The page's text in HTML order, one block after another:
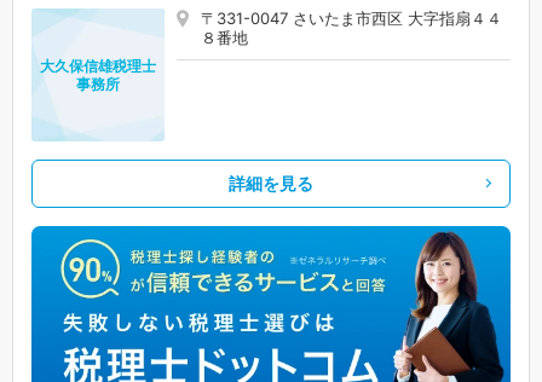
〒331-0047 さいたま市西区 大字指扇４４
８番地
大久保信雄税理士
事務所
詳細を見る